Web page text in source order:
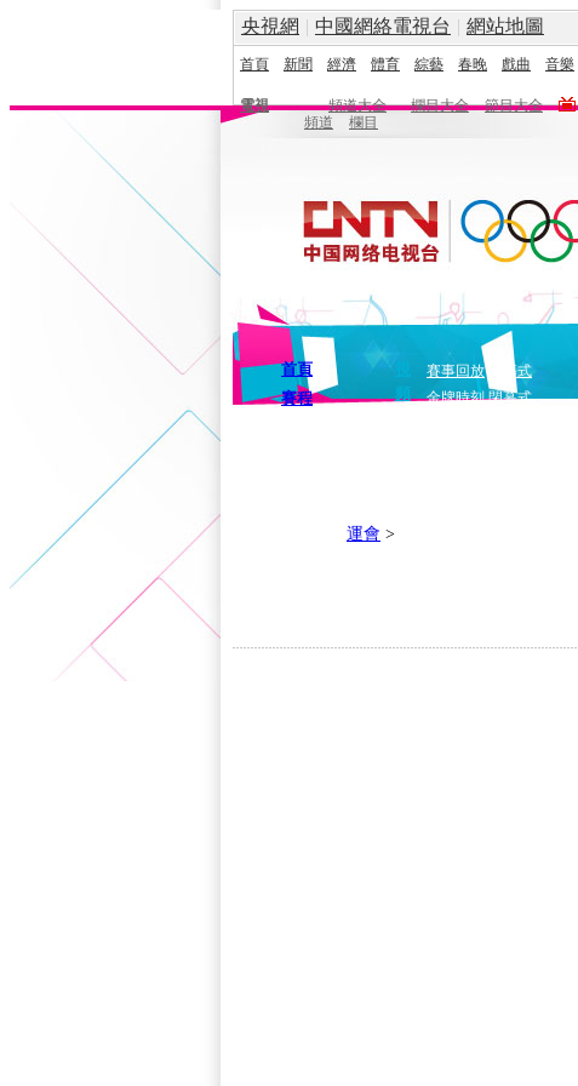
央視網 | 中國網絡電視台 | 網站地圖
首頁 新聞 經濟 體育 綜藝 春晚 戲曲 音樂
電視 頻道大全 欄目大全 節目大全
頻道
欄目
首頁
賽程
頻
賽事回放
開幕式
金牌時刻 閉幕式
運會 >